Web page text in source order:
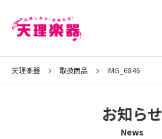
天理楽器 取扱商品 IMG_6846
お知らせ
News